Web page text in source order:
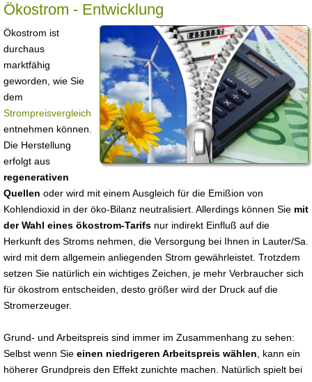
Ökostrom - Entwicklung
Ökostrom ist
durchaus
marktfähig
geworden, wie Sie
dem
Strompreisvergleich
entnehmen können.
Die Herstellung
erfolgt aus
regenerativen
Quellen oder wird mit einem Ausgleich für die Emißion von
Kohlendioxid in der öko-Bilanz neutralisiert. Allerdings können Sie mit
der Wahl eines ökostrom-Tarifs nur indirekt Einfluß auf die
Herkunft des Stroms nehmen, die Versorgung bei Ihnen in Lauter/Sa.
wird mit dem allgemein anliegenden Strom gewährleistet. Trotzdem
setzen Sie natürlich ein wichtiges Zeichen, je mehr Verbraucher sich
für ökostrom entscheiden, desto größer wird der Druck auf die
Stromerzeuger.
Grund- und Arbeitspreis sind immer im Zusammenhang zu sehen:
Selbst wenn Sie einen niedrigeren Arbeitspreis wählen , kann ein
höherer Grundpreis den Effekt zunichte machen. Natürlich spielt bei